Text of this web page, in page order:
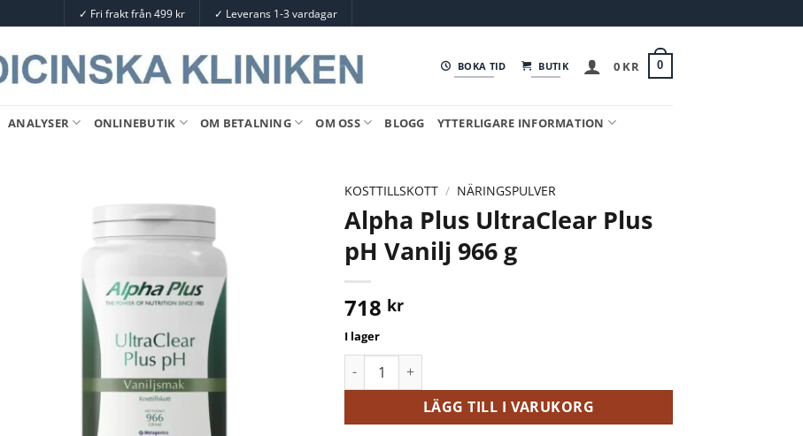
✓ Fri frakt från 499 kr ✓ Leverans 1-3 vardagar
BOKA TID BUTIK 0 KR 0
ANALYSER ONLINEBUTIK OM BETALNING OM OSS BLOGG YTTERLIGARE INFORMATION
KOSTTILLSKOTT / NÄRINGSPULVER
Alpha Plus UltraClear Plus
pH Vanilj 966 g
718 kr
I lager
Alpha Plus UltraClear Plus pH Vanilj 966 g mängd
LÄGG TILL I VARUKORG